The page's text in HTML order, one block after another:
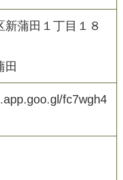
新蒲田１丁目１８
田
fc7wgh4